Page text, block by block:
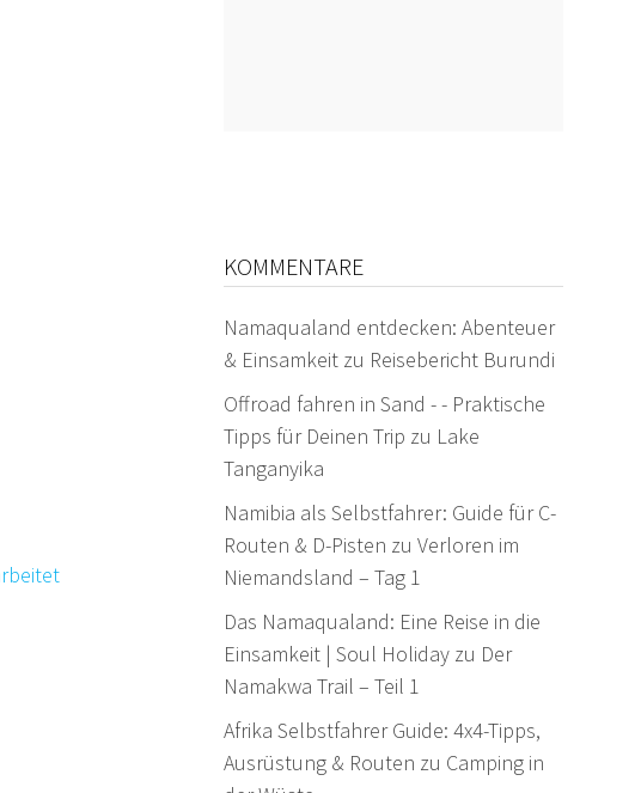
KOMMENTARE
Namaqualand entdecken: Abenteuer
& Einsamkeitzu Reisebericht Burundi
Offroad fahren in Sand - - Praktische
Tipps für Deinen Trip zu Lake
Tanganyika
Namibia als Selbstfahrer: Guide für C-
Routen & D-Pisten zu Verloren im
Niemandsland – Tag 1
Das Namaqualand: Eine Reise in die
Einsamkeit | Soul Holidayzu Der
Namakwa Trail – Teil 1
Afrika Selbstfahrer Guide: 4x4-Tipps,
Ausrüstung & Routen zu Camping in